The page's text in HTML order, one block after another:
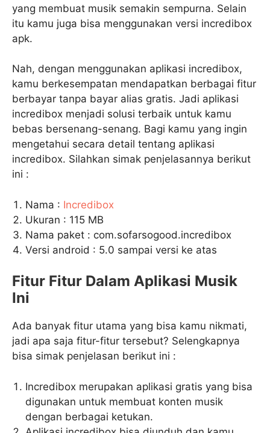
yang membuat musik semakin sempurna. Selain
itu kamu juga bisa menggunakan versi incredibox
apk.
Nah, dengan menggunakan aplikasi incredibox,
kamu berkesempatan mendapatkan berbagai fitur
berbayar tanpa bayar alias gratis. Jadi aplikasi
incredibox menjadi solusi terbaik untuk kamu
bebas bersenang-senang. Bagi kamu yang ingin
mengetahui secara detail tentang aplikasi
incredibox. Silahkan simak penjelasannya berikut
ini :
Nama : Incredibox
Ukuran : 115 MB
Nama paket : com.sofarsogood.incredibox
Versi android : 5.0 sampai versi ke atas
Fitur Fitur Dalam Aplikasi Musik
Ini
Ada banyak fitur utama yang bisa kamu nikmati,
jadi apa saja fitur-fitur tersebut? Selengkapnya
bisa simak penjelasan berikut ini :
Incredibox merupakan aplikasi gratis yang bisa
digunakan untuk membuat konten musik
dengan berbagai ketukan.